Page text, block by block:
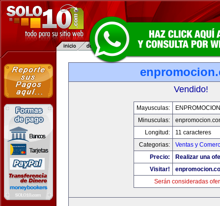
Vendido!
Mayusculas:
Minusculas:
Longitud:
11 caracteres
Categorias:
Ventas y
Precio:
Realizar una
Visitar!
Serán consideradas